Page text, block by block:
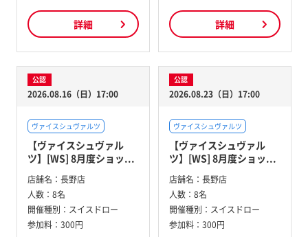
詳細 詳細
公認
2026.08.16（日）17:00
ヴァイスシュヴァルツ
【ヴァイスシュヴァル
ツ】[WS] 8月度ショッ...
店舗名： 長野店
人数： 8名
開催種別： スイスドロー
参加料： 300円
公認
2026.08.23（日）17:00
ヴァイスシュヴァルツ
【ヴァイスシュヴァル
ツ】[WS] 8月度ショッ...
店舗名： 長野店
人数： 8名
開催種別： スイスドロー
参加料： 300円